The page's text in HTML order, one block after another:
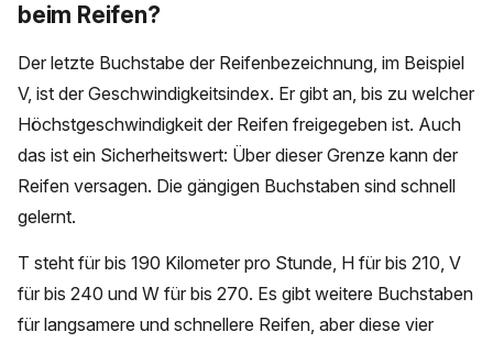
beim Reifen?
Der letzte Buchstabe der Reifenbezeichnung, im Beispiel
V, ist der Geschwindigkeitsindex. Er gibt an, bis zu welcher
Höchstgeschwindigkeit der Reifen freigegeben ist. Auch
das ist ein Sicherheitswert: Über dieser Grenze kann der
Reifen versagen. Die gängigen Buchstaben sind schnell
gelernt.
T steht für bis 190 Kilometer pro Stunde, H für bis 210, V
für bis 240 und W für bis 270. Es gibt weitere Buchstaben
für langsamere und schnellere Reifen, aber diese vier